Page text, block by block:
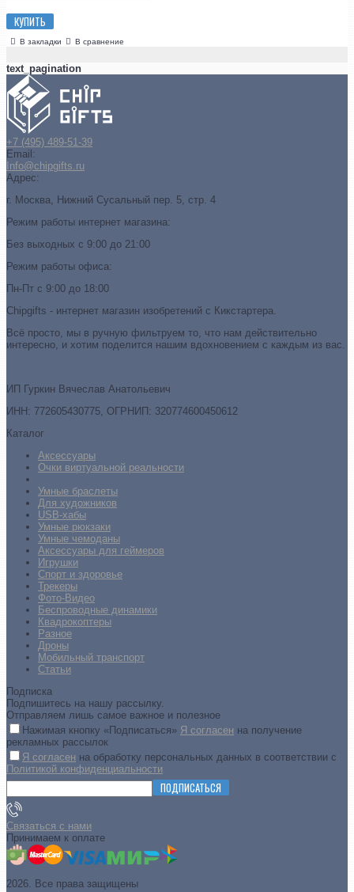
КУПИТЬ
В закладки В сравнение
text_pagination
+7 (495) 489-51-39
Email:
Info@chipgifts.ru
Адрес:
г. Москва, Нижний Сусальный пер. 5, стр. 4
Режим работы интернет магазина:
Без выходных с 9:00 до 21:00
Режим работы офиса:
Пн-Пт с 9:00 до 18:00
Chipgifts - интернет магазин изобретений с Кикстартера.
Всё просто, мы в ручную фильтруем то, что нам действительно
интересно, и хотим поделится нашим вдохновением с каждым из вас.
ИП Гуркин Вячеслав Анатольевич
ИНН: 772605430775, ОГРНИП: 320774600450612
Каталог
Аксессуары
Очки виртуальной реальности
Умные браслеты
Для художников
USB-хабы
Умные рюкзаки
Умные чемоданы
Аксессуары для геймеров
Игрушки
Спорт и здоровье
Трекеры
Фото-Видео
Беспроводные динамики
Квадрокоптеры
Разное
Дроны
Мобильный транспорт
Статьи
Подписка
Подпишитесь на нашу рассылку.
Отправляем лишь самое важное и полезное
Нажимая кнопку «Подписаться» Я согласен на получение
рекламных рассылок
Я согласен на обработку персональных данных в соответствии с
Политикой конфиденциальности
ПОДПИСАТЬСЯ
Связаться с нами
Принимаем к оплате
2026. Все права защищены